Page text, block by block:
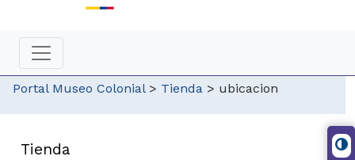
Portal Museo Colonial> Tienda > ubicacion
Tienda